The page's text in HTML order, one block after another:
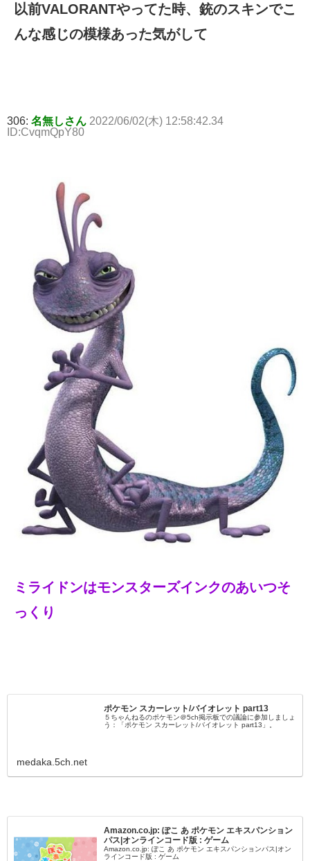
以前VALORANTやってた時、銃のスキンでこ
んな感じの模様あった気がして
306: 名無しさん 2022/06/02(木) 12:58:42.34
ID:CvqmQpY80
ミライドンはモンスターズインクのあいつそ
っくり
ポケモン スカーレット/バイオレット part13
５ちゃんねるのポケモン＠5ch掲示板での議論に参加しましょ
う：「ポケモン スカーレット/バイオレット part13」。
medaka.5ch.net
Amazon.co.jp: ぽこ あ ポケモン エキスパンション
パス|オンラインコード版 : ゲーム
Amazon.co.jp: ぽこ あ ポケモン エキスパンションパス|オン
ラインコード版 : ゲーム